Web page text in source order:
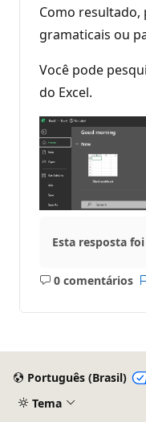
Como resultado,
gramaticais ou
Você pode
do Excel.
Esta resposta
0 comentários
Sem
Português (Brasil)
Tema